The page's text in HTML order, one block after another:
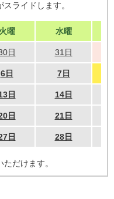
ライドします。
火曜 水曜
日 31日
6日 7日
日 14日
日 21日
日 28日
だけます。